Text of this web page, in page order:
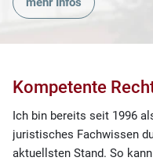
Kompetente
Ich bin bereits seit 1996
juristisches Fachwissen
aktuellsten Stand. So